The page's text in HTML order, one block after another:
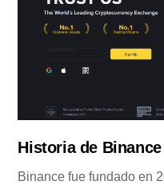
Historia de Binance
Binance fue fundado en